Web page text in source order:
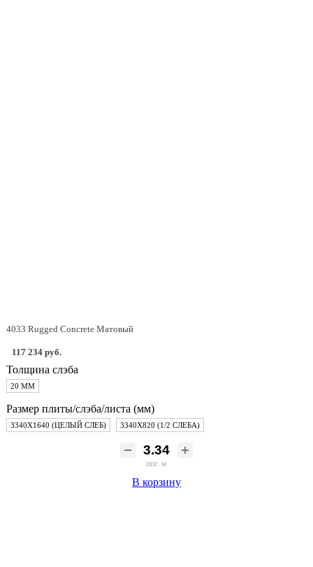
4033 Rugged Concrete Матовый
117 234 руб.
Толщина слэба
20 ММ
Размер плиты/слэба/листа (мм)
3340Х1640 (ЦЕЛЫЙ СЛЕБ) 3340Х820 (1/2 СЛЕБА)
пог. м
В корзину